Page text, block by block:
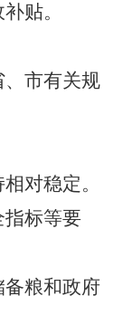
贴。
市有关规
对稳定。
标等要
粮和政府